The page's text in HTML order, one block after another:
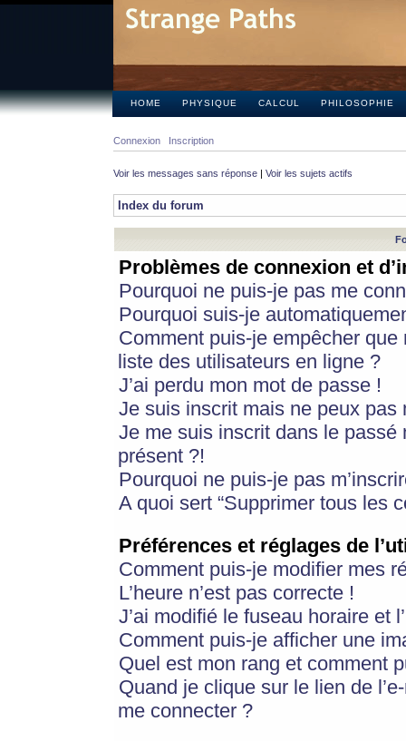
HOME PHYSIQUE CALCUL PHILOSOPHIE
Connexion Inscription
Voir les messages sans réponse | Voir les sujets actifs
Index du forum
Problèmes de connexion et
Pourquoi ne puis-je pas me
Pourquoi suis-je
Comment puis-je empêcher
liste des utilisateurs en ligne ?
J’ai perdu mon mot de passe !
Je suis inscrit mais ne peux pas
Je me suis inscrit dans le
présent ?!
Pourquoi ne puis-je pas
A quoi sert “Supprimer tous les
Préférences et réglages de
Comment puis-je modifier mes
L’heure n’est pas correcte !
J’ai modifié le fuseau horaire et
Comment puis-je afficher une
Quel est mon rang et comment
Quand je clique sur le lien de
me connecter ?